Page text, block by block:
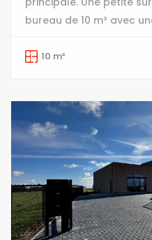
bureau de 10 m² avec
10 m²